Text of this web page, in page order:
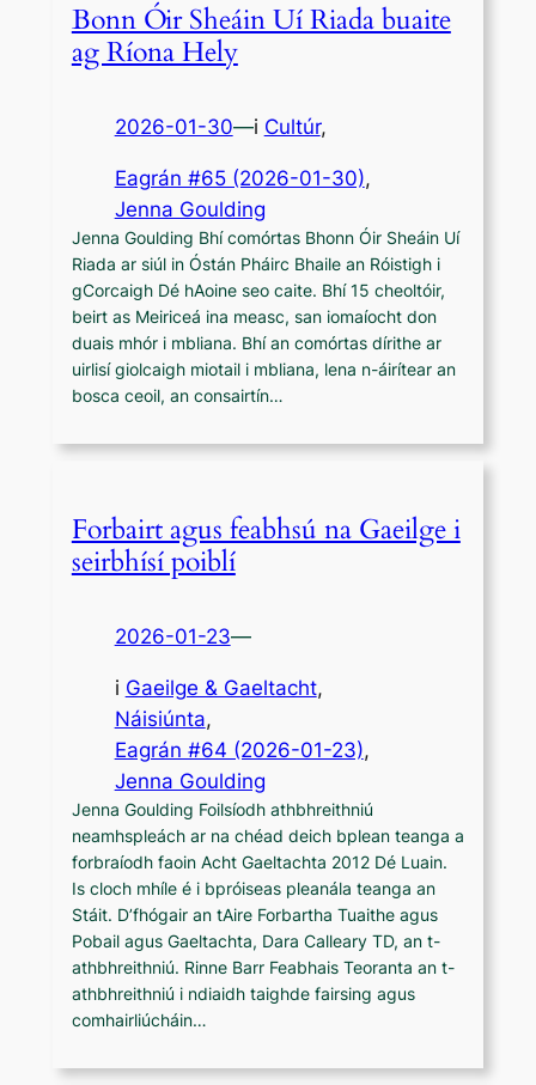
Bonn Óir Sheáin Uí Riada buaite
ag Ríona Hely
2026-01-30—i Cultúr,
Eagrán #65 (2026-01-30)
Jenna Goulding
Jenna Goulding Bhí comórtas Bhonn Óir Sheáin Uí
Riada ar siúl in Óstán Pháirc Bhaile an Róistigh i
gCorcaigh Dé hAoine seo caite. Bhí 15 cheoltóir,
beirt as Meiriceá ina measc, san iomaíocht don
duais mhór i mbliana. Bhí an comórtas dírithe ar
uirlisí giolcaigh miotail i mbliana, lena n-áirítear an
bosca ceoil, an consairtín…
Forbairt agus feabhsú na Gaeilge i
seirbhísí poiblí
2026-01-23—
i Gaeilge & Gaeltacht
Náisiúnta,
Eagrán #64 (2026-01-23)
Jenna Goulding
Jenna Goulding Foilsíodh athbhreithniú
neamhspleách ar na chéad deich bplean teanga a
forbraíodh faoin Acht Gaeltachta 2012 Dé Luain.
Is cloch mhíle é i bpróiseas pleanála teanga an
Stáit. D’fhógair an tAire Forbartha Tuaithe agus
Pobail agus Gaeltachta, Dara Calleary TD, an t-
athbhreithniú. Rinne Barr Feabhais Teoranta an t-
athbhreithniú i ndiaidh taighde fairsing agus
comhairliúcháin…